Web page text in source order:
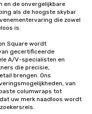
en de onvergelijkbare
als de hoogste skybar
die zowel
is.
Square wordt
gecertificeerde
A/V-specialisten en
die precisie,
brengen. Ons
van
columwraps tot
uw merk naadloos wordt